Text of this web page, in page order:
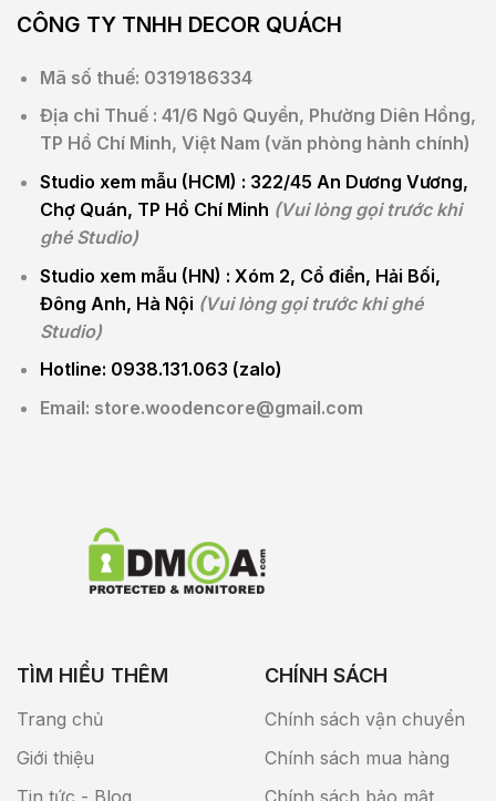
CÔNG TY TNHH DECOR QUÁCH
Mã số thuế: 0319186334
Địa chỉ Thuế : 41/6 Ngô Quyền, Phường Diên Hồng,
TP Hồ Chí Minh, Việt Nam (văn phòng hành chính)
Studio xem mẫu (HCM) : 322/45 An Dương Vương,
Chợ Quán, TP Hồ Chí Minh (Vui lòng gọi trước khi
ghé Studio)
Studio xem mẫu (HN) : Xóm 2, Cổ điển, Hải Bối,
Đông Anh, Hà Nội (Vui lòng gọi trước khi ghé
Studio)
Hotline: 0938.131.063 (zalo)
Email: store.woodencore@gmail.com
TÌM HIỂU THÊM
Trang chủ
Giới thiệu
Tin tức - Blog
CHÍNH SÁCH
Chính sách vận chuyển
Chính sách mua hàng
Chính sách bảo mật